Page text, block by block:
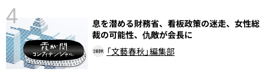
4
息を潜める財務省、看板政策の迷走、女性総
裁の可能性、仇敵が会長に
「文藝春秋」編集部